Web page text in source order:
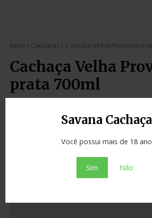
Savana
Você possui mais de 18
Sim Não
Início / Cachaças / Cachaça Velha Província
Cachaça Velha
prata 700ml
Adicionar ao orçamento